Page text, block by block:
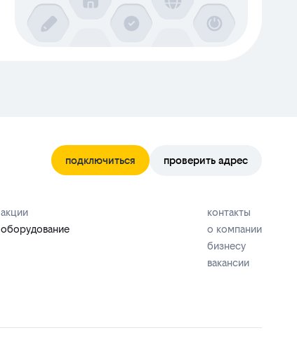
подключиться проверить адрес
акции
оборудование
контакты
о компании
бизнесу
вакансии